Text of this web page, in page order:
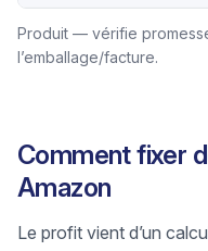
Produit — vérifie
l’emballage/facture.
Comment fixer
Amazon
Le profit vient d’un